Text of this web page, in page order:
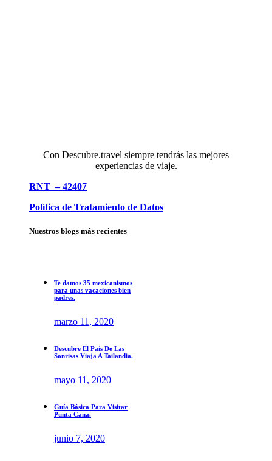
Con Descubre.travel siempre tendrás las mejores
experiencias de viaje.
RNT – 42407
Política de Tratamiento de Datos
Nuestros blogs más recientes
Te damos 35 mexicanismos
para unas vacaciones bien
padres.
marzo 11, 2020
Descubre El Pais De Las
Sonrisas Viaja A Tailandia.
mayo 11, 2020
Guía Básica Para Visitar
Punta Cana.
junio 7, 2020